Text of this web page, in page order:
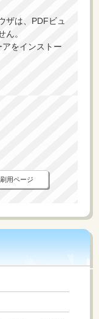
ザは、PDFビュ
。
をインストー
用ページ